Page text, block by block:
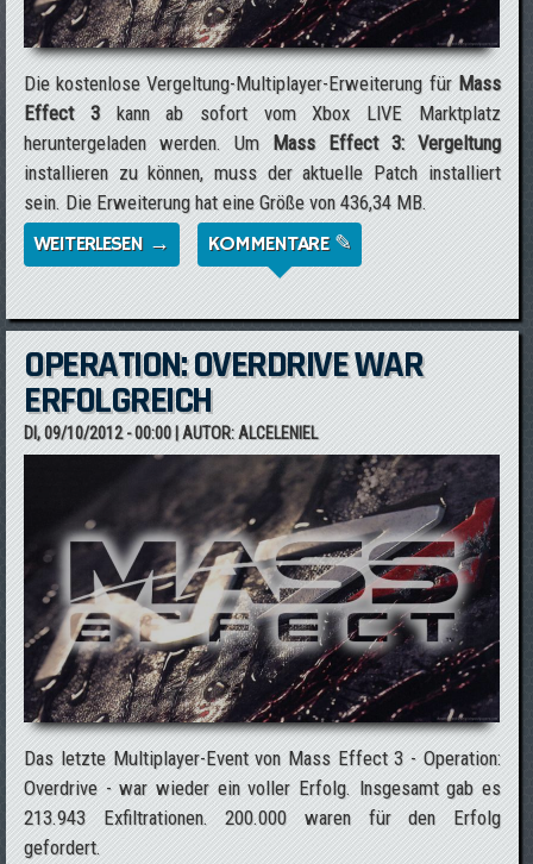
Die kostenlose Vergeltung-Multiplayer-Erweiterung fürMass
Effect 3kann ab sofort vom Xbox LIVE Marktplatz
heruntergeladen werden. Um Mass Effect 3: Vergeltung
installieren zu können, muss der aktuelle Patch installiert
sein. Die Erweiterung hat eine Größe von 436,34 MB.
WEITERLESEN → ÜBER *UPDATE* MASS EFFECT 3:
VERGELTUNG AB SOFORT VERFÜGBAR
KOMMENTARE ✎
OPERATION: OVERDRIVE WAR
ERFOLGREICH
DI, 09/10/2012 - 00:00| AUTOR:ALCELENIEL
Das letzte Multiplayer-Event von Mass Effect 3 - Operation:
Overdrive - war wieder ein voller Erfolg. Insgesamt gab es
213.943 Exfiltrationen. 200.000 waren für den Erfolg
gefordert.